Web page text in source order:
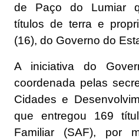
de Paço do Lumiar
títulos de terra e
(16), do Governo do
A iniciativa do
coordenada pelas
Cidades e
que entregou 169
Familiar (SAF), por